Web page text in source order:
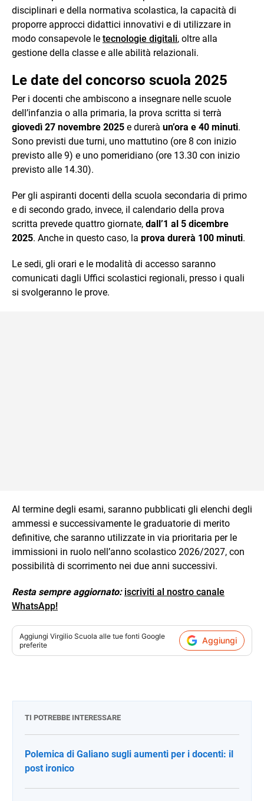
disciplinari e della normativa scolastica, la capacità di
proporre approcci didattici innovativi e di utilizzare in
modo consapevole le tecnologie digitali, oltre alla
gestione della classe e alle abilità relazionali.
Le date del concorso scuola 2025
Per i docenti che ambiscono a insegnare nelle scuole
dell’infanzia o alla primaria, la prova scritta si terrà
giovedì 27 novembre 2025 e durerà un’ora e 40 minuti.
Sono previsti due turni, uno mattutino (ore 8 con inizio
previsto alle 9) e uno pomeridiano (ore 13.30 con inizio
previsto alle 14.30).
Per gli aspiranti docenti della scuola secondaria di primo
e di secondo grado, invece, il calendario della prova
scritta prevede quattro giornate, dall’1 al 5 dicembre
2025. Anche in questo caso, la prova durerà 100 minuti.
Le sedi, gli orari e le modalità di accesso saranno
comunicati dagli Uffici scolastici regionali, presso i quali
si svolgeranno le prove.
Al termine degli esami, saranno pubblicati gli elenchi degli
ammessi e successivamente le graduatorie di merito
definitive, che saranno utilizzate in via prioritaria per le
immissioni in ruolo nell’anno scolastico 2026/2027, con
possibilità di scorrimento nei due anni successivi.
Resta sempre aggiornato: iscriviti al nostro canale
WhatsApp!
Aggiungi Virgilio Scuola alle tue fonti Google
preferite
Aggiungi
TI POTREBBE INTERESSARE
Polemica di Galiano sugli aumenti per i docenti: il
post ironico